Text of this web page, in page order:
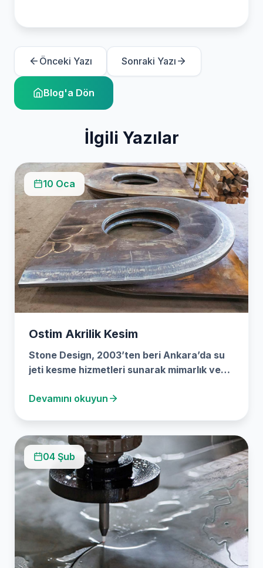
Önceki Yazı Sonraki Yazı
Blog'a Dön
İlgili Yazılar
10 Oca
Ostim Akrilik Kesim
Stone Design, 2003’ten beri Ankara’da su
jeti kesme hizmetleri sunarak mimarlık ve
Devamını okuyun
04 Şub